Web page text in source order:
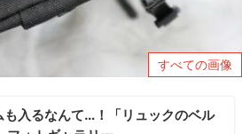
すべての画像
入るなんて…！「リュックのベル